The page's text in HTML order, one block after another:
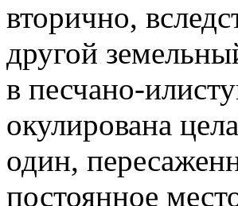
вторично,
другой
в песчано-
окулирована
один,
постоянное